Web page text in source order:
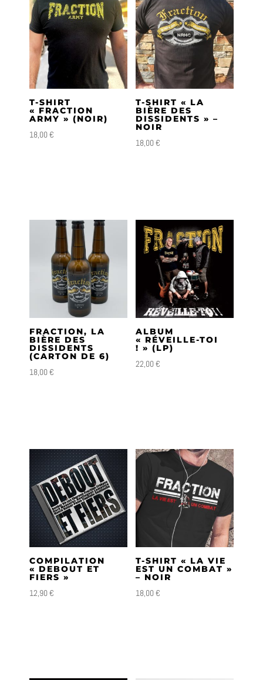
T-SHIRT
« FRACTION
ARMY » (NOIR)
18,00€
T-SHIRT « LA
BIÈRE DES
DISSIDENTS » –
NOIR
18,00€
FRACTION, LA
BIÈRE DES
DISSIDENTS
(CARTON DE 6)
18,00€
ALBUM
« RÉVEILLE-TOI
! » (LP)
22,00€
COMPILATION
« DEBOUT ET
FIERS »
12,90€
T-SHIRT « LA VIE
EST UN COMBAT »
– NOIR
18,00€